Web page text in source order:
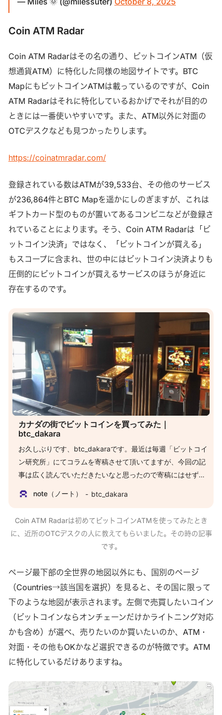
Coin ATM Radar
Coin ATM Radarはその名の通り、ビットコインATM（仮
想通貨ATM）に特化した同様の地図サイトです。BTC
MapにもビットコインATMは載っているのですが、Coin
ATM Radarはそれに特化しているおかげでそれが目的の
ときには一番使いやすいです。また、ATM以外に対面の
OTCデスクなども見つかったりします。
https://coinatmradar.com/
登録されている数はATMが39,533台、その他のサービス
が236,864件とBTC Mapを遥かにしのぎますが、これは
ギフトカード型のものが置いてあるコンビニなどが登録さ
れていることによります。そう、Coin ATM Radarは「ビ
ットコイン決済」ではなく、「ビットコインが買える」
もスコープに含まれ、世の中にはビットコイン決済よりも
圧倒的にビットコインが買えるサービスのほうが身近に
存在するのです。
カナダの街でビットコインを買ってみた｜
btc_dakara
お久しぶりです、btc_dakaraです。最近は毎週「ビットコイ
ン研究所」にてコラムを寄稿させて頂いてますが、今回の記
事は広く読んでいただきたいなと思ったので寄稿にはせず、
ゃ長くなってしまいました。ごめんなさい。 私用でカナダ・
してみたい噂がありました。 日本の取引所でも可能なコンビ
ニ入金の話ではありません。「コンビニで現金を払って、ビ
ットコインアドレスでビットコインを受け取る」という、取
です。 いつもそ
note（ノート） btc_dakara
Coin ATM Radarは初めてビットコインATMを使ってみたとき
に、近所のOTCデスクの人に教えてもらいました。その時の記事
です。
ページ最下部の全世界の地図以外にも、国別のページ
（Countries→該当国を選択）を見ると、その国に限って
下のような地図が表示されます。左側で売買したいコイン
（ビットコインならオンチェーンだけかライトニング対応
かも含め）が選べ、売りたいのか買いたいのか、ATM・
対面・その他もOKかなど選択できるのが特徴です。ATM
に特化しているだけありますね。